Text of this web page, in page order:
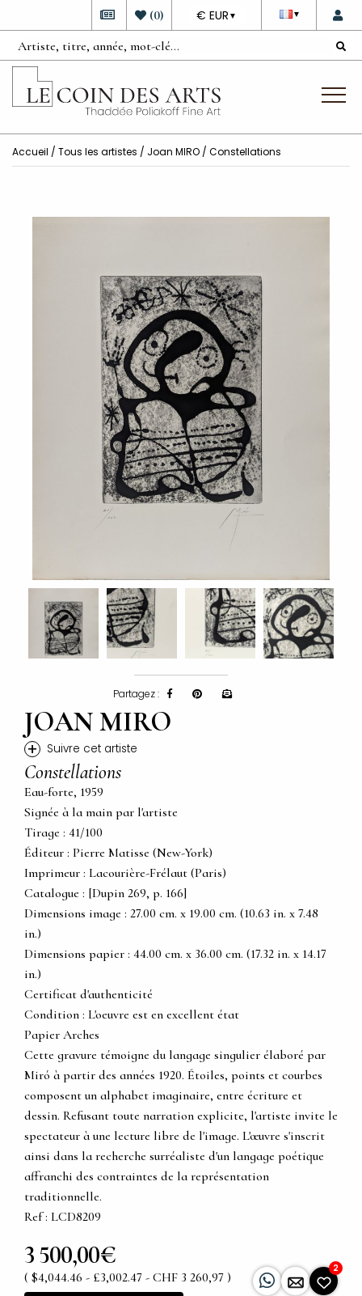
▼
DEVISE
€ EUR ▼
(0)
Accueil / Tous les artistes / Joan MIRO / Constellations
Partagez :
JOAN MIRO
+ Suivre cet artiste
Constellations
Eau-forte, 1959
Signée à la main par l'artiste
Tirage : 41/100
Éditeur : Pierre Matisse (New-York)
Imprimeur : Lacourière-Frélaut (Paris)
Catalogue : [Dupin 269, p. 166]
Dimensions image : 27.00 cm. x 19.00 cm. (10.63 in. x 7.48
in.)
Dimensions papier : 44.00 cm. x 36.00 cm. (17.32 in. x 14.17
in.)
Certificat d'authenticité
Condition : L'oeuvre est en excellent état
Papier Arches
Cette gravure témoigne du langage singulier élaboré par
Miró à partir des années 1920. Étoiles, points et courbes
composent un alphabet imaginaire, entre écriture et
dessin. Refusant toute narration explicite, l'artiste invite le
spectateur à une lecture libre de l'image. L'œuvre s'inscrit
ainsi dans la recherche surréaliste d'un langage poétique
affranchi des contraintes de la représentation
traditionnelle.
Ref : LCD8209
3 500,00€
( $4,044.46 - £3,002.47 - CHF 3 260,97 )
2